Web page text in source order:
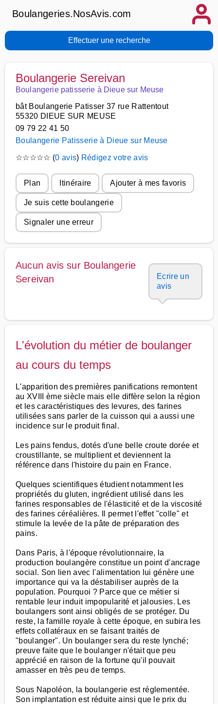
Boulangeries.NosAvis.com
Effectuer une recherche
Boulangerie Sereivan
Boulangerie patisserie à Dieue sur Meuse
bât Boulangerie Patisser 37 rue Rattentout
55320 DIEUE SUR MEUSE
09 79 22 41 50
Boulangerie Patisserie à Dieue sur Meuse
☆☆☆☆☆ (0 avis) Rédigez votre avis
Plan Itinéraire Ajouter à mes favoris
Je suis cette boulangerie
Signaler une erreur
Aucun avis sur Boulangerie
Sereivan
Ecrire un
avis
L'évolution du métier de boulanger
au cours du temps
L'apparition des premières panifications remontent
au XVIII ème siècle mais elle diffère selon la région
et les caractéristiques des levures, des farines
utilisées sans parler de la cuisson qui a aussi une
incidence sur le produit final.
Les pains fendus, dotés d'une belle croute dorée et
croustillante, se multiplient et deviennent la
référence dans l'histoire du pain en France.
Quelques scientifiques étudient notamment les
propriétés du gluten, ingrédient utilisé dans les
farines responsables de l'élasticité et de la viscosité
des farines céréalières. Il permet l'effet "colle" et
stimule la levée de la pâte de préparation des
pains.
Dans Paris, à l'époque révolutionnaire, la
production boulangère constitue un point d'ancrage
social. Son lien avec l'alimentation lui génère une
importance qui va la déstabiliser auprès de la
population. Pourquoi ? Parce que ce métier si
rentable leur induit impopularité et jalousies. Les
boulangers sont ainsi obligés de se protéger. Du
reste, la famille royale à cette époque, en subira les
effets collatéraux en se faisant traités de
"boulanger". Un boulanger sera du reste lynché;
preuve faite que le boulanger n'était que peu
apprécié en raison de la fortune qu'il pouvait
amasser en très peu de temps.
Sous Napoléon, la boulangerie est réglementée.
Son implantation est réduite ainsi que le prix du